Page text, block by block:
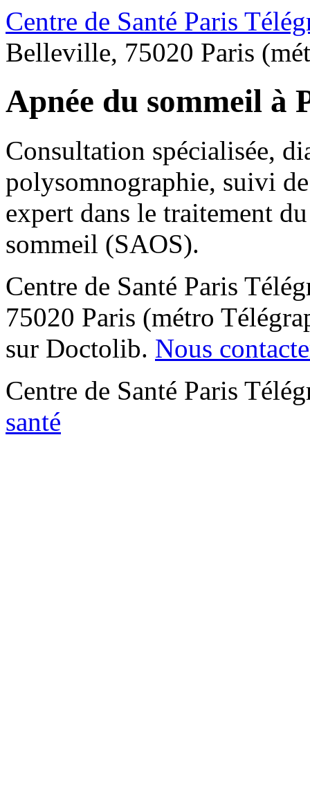
Centre de Santé Paris
Belleville, 75020 Paris
Apnée du sommeil à
Consultation spécialisée,
polysomnographie, suivi
expert dans le traitement
sommeil (SAOS).
Centre de Santé Paris
75020 Paris (métro
sur Doctolib. Nous
Centre de Santé Paris
santé